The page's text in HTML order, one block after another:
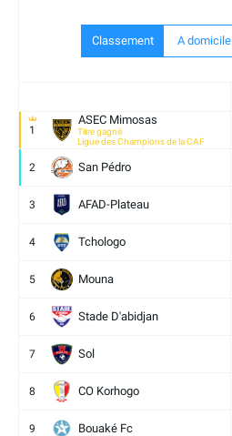
Classement A domicile
1
ASEC Mimosas
Titre gagné
Ligue des Champions de la CAF
2 San Pédro
3 AFAD-Plateau
4 Tchologo
5 Mouna
6 Stade D'abidjan
7 Sol
8 CO Korhogo
9 Bouaké Fc